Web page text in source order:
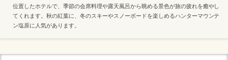
位置したホテルで、季節の会席料理や露天風呂から眺める景色が旅の疲れを癒やし
てくれます。秋の紅葉に、冬のスキーやスノーボードを楽しめるハンターマウンテ
ン塩原に人気があります。